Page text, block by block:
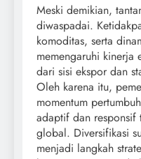
Meski demikian,
diwaspadai.
komoditas, serta
memengaruhi kinerja
dari sisi ekspor dan
Oleh karena itu,
momentum
adaptif dan responsif
global. Diversifikasi
menjadi langkah